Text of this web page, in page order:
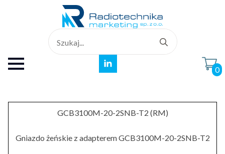
for:
0
GCB3100M-20-2SNB-T2 (RM)
Gniazdo żeńskie z adapterem GCB3100M-20-2SNB-T2